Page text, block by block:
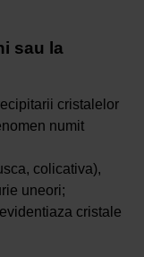
sau la
cristalelor
numit
colicativa),
uneori;
cristale